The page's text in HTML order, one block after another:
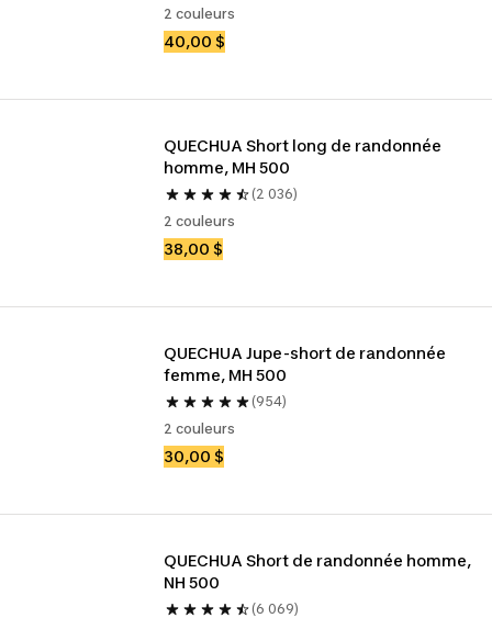
2 couleurs
40,00 $
QUECHUA Short long de randonnée
homme, MH 500
(2 036)
2 couleurs
38,00 $
QUECHUA Jupe-short de randonnée
femme, MH 500
(954)
2 couleurs
30,00 $
QUECHUA Short de randonnée homme,
NH 500
(6 069)